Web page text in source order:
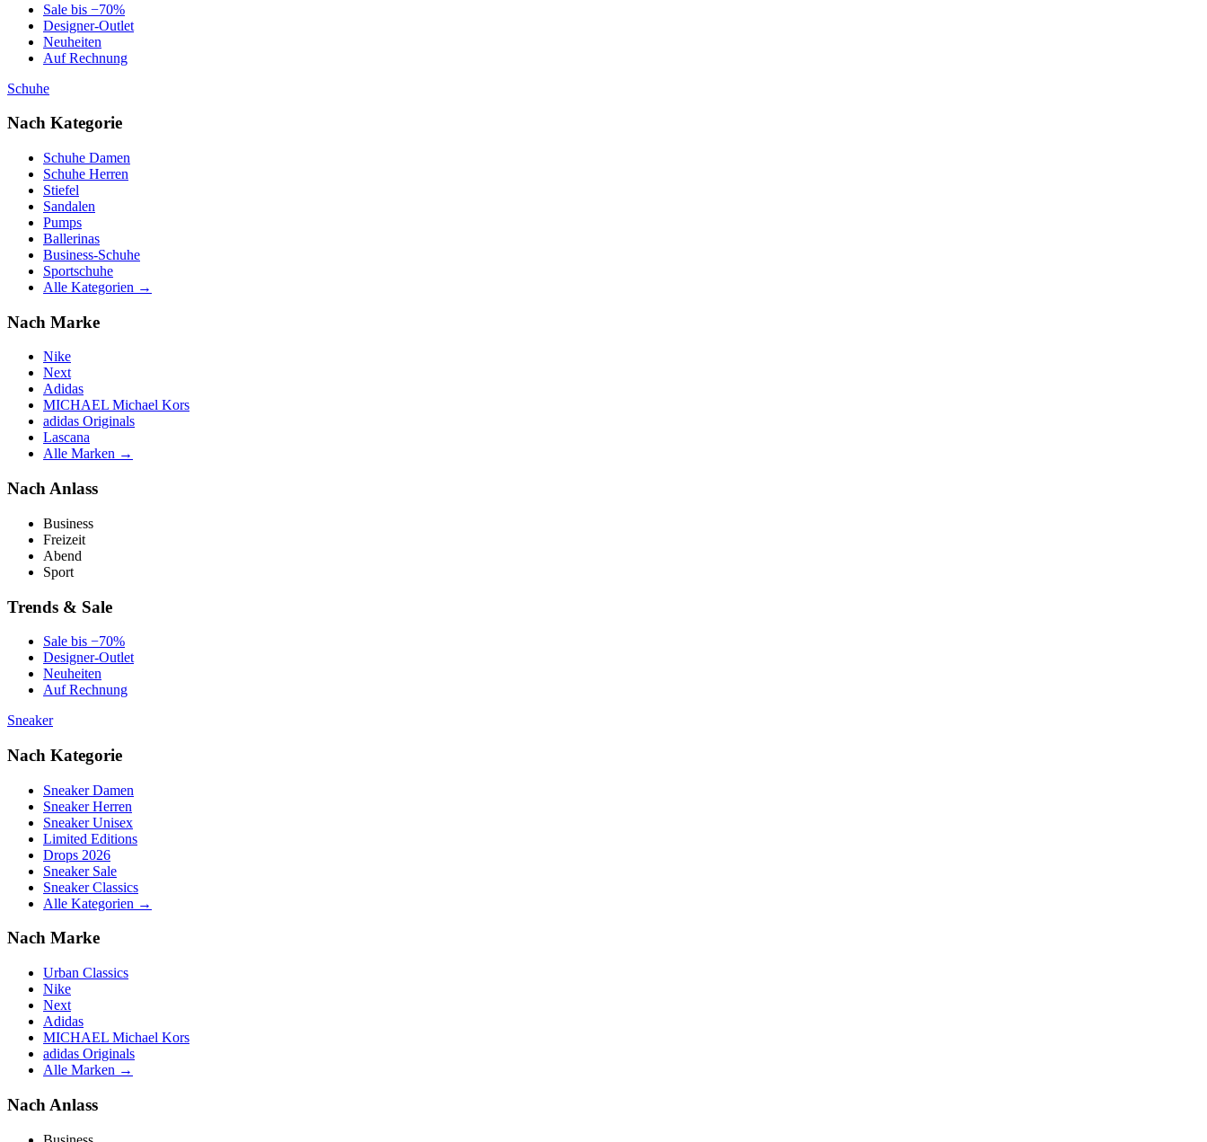
Sale bis −70%
Designer-Outlet
Neuheiten
Auf Rechnung
Schuhe
Nach Kategorie
Schuhe Damen
Schuhe Herren
Stiefel
Sandalen
Pumps
Ballerinas
Business-Schuhe
Sportschuhe
Alle Kategorien →
Nach Marke
Nike
Next
Adidas
MICHAEL Michael Kors
adidas Originals
Lascana
Alle Marken →
Nach Anlass
Business
Freizeit
Abend
Sport
Trends & Sale
Sale bis −70%
Designer-Outlet
Neuheiten
Auf Rechnung
Sneaker
Nach Kategorie
Sneaker Damen
Sneaker Herren
Sneaker Unisex
Limited Editions
Drops 2026
Sneaker Sale
Sneaker Classics
Alle Kategorien →
Nach Marke
Urban Classics
Nike
Next
Adidas
MICHAEL Michael Kors
adidas Originals
Alle Marken →
Nach Anlass